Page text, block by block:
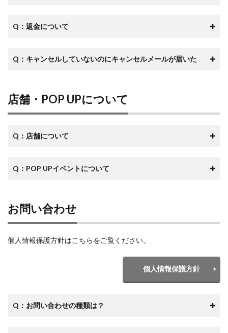
Q：返金について
Q：キャンセルしていないのにキャンセルメールが届いた
店舗・POP UPについて
Q：店舗について
Q：POP UPイベントについて
お問い合わせ
個人情報保護方針はこちらをご覧ください。
個人情報保護方針
Q：お問い合わせの種類は？